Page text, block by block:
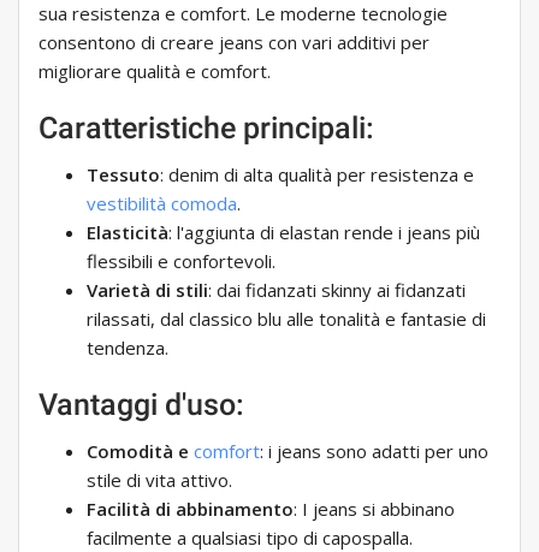
sua resistenza e comfort. Le moderne tecnologie
consentono di creare jeans con vari additivi per
migliorare qualità e comfort.
Caratteristiche principali:
Tessuto: denim di alta qualità per resistenza e
vestibilità comoda.
Elasticità: l'aggiunta di elastan rende i jeans più
flessibili e confortevoli.
Varietà di stili: dai fidanzati skinny ai fidanzati
rilassati, dal classico blu alle tonalità e fantasie di
tendenza.
Vantaggi d'uso:
Comodità e comfort: i jeans sono adatti per uno
stile di vita attivo.
Facilità di abbinamento: I jeans si abbinano
facilmente a qualsiasi tipo di capospalla.